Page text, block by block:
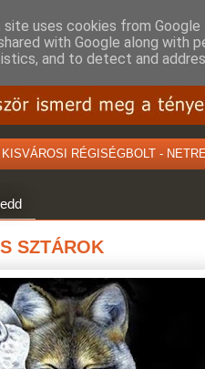
KISVÁROSI RÉGISÉGBOLT -
SZTÁROK
site uses cookies from
with Google along with
and to detect and